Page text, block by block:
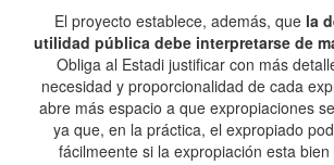
El proyecto establece, además, que la
utilidad pública debe interpretarse de
Obliga al Estadi justificar con más
necesidad y proporcionalidad de cada
abre más espacio a que expropiaciones
ya que, en la práctica, el expropiado
fácilmeente si la expropiación esta